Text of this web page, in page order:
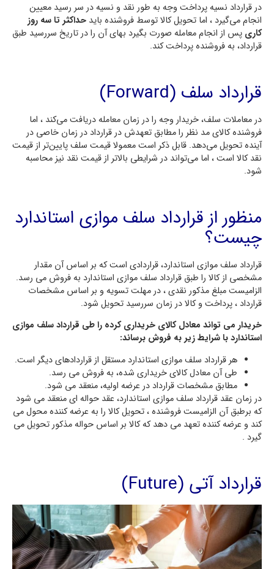
در قرارداد نسیه پرداخت وجه به طور نقد و نسیه در سر رسید معیین
انجام می‌گیرد ، اما تحویل کالا توسط فروشنده باید حداکثر تا سه روز
کاری پس از انجام معامله صورت بگیرد بهای آن را در تاریخ سررسید طبق
قرارداد، به فروشنده پرداخت کند.
قرارداد سلف (Forward)
در معاملات سلف، خریدار وجه را در زمان معامله دریافت می‌کند ، اما
فروشنده کالای مد نظر را مطابق تعهدش در قرارداد در زمان خاصی در
آینده تحویل می‌دهد. قابل ذکر است معمولا قیمت سلف پایین‌تر از قیمت
نقد کالا است ، اما می‌تواند در شرایطی بالاتر از قیمت نقد نیز محاسبه
شود.
منظور از قرارداد سلف موازی استاندارد
چیست؟
قرارداد سلف موازی استاندارد، قراردادی است که بر اساس آن مقدار
مشخصی از کالا را طبق قرارداد سلف موازی استاندارد به فروش می رسد.
الزامیست مبلغ مذکور نقدی ، در مهلت تسویه و بر اساس مشخصات
قرارداد ، پرداخت و کالا در زمان سررسید تحویل شود.
خریدار می تواند معادل کالای خریداری کرده را طی قرارداد سلف موازی
استاندارد با شرایط زیر به فروش برساند:
هر قرارداد سلف موازی استاندارد مستقل از قراردادهای دیگر است.
طی آن معادل کالای خریداری شده، به فروش می رسد.
مطابق مشخصات قرارداد در عرضه اولیه، منعقد می شود.
در زمان عقد قرارداد سلف موازی استاندارد، عقد حواله ای منعقد می شود
که برطبق آن الزامیست فروشنده ، تحویل کالا را به عرضه کننده محول می
کند و عرضه کننده تعهد می دهد که کالا بر اساس حواله مذکور تحویل می
گیرد .
قرارداد آتی (Future)